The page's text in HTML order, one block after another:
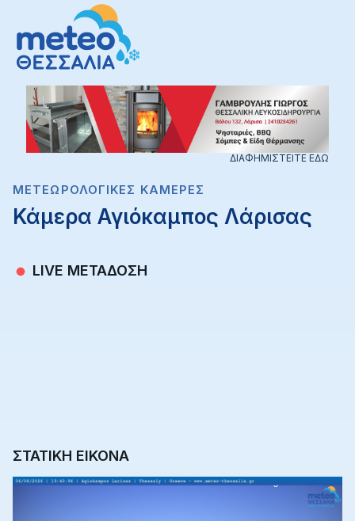
ΔΙΑΦΗΜΙΣΤΕΙΤΕ ΕΔΩ
ΜΕΤΕΩΡΟΛΟΓΙΚΈΣ ΚΆΜΕΡΕΣ
Κάμερα Αγιόκαμπος Λάρισας
LIVE ΜΕΤΑΔΟΣΗ
ΣΤΑΤΙΚΗ ΕΙΚΟΝΑ